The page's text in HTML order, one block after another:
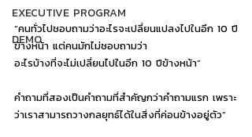
EXECUTIVE PROGRAM
DEMO
“คนทั่วไปชอบถามว่าอะไรจะเปลี่ยนแปลงไปในอีก 10 ปี
ข้างหน้า แต่คนมักไม่ชอบถามว่า
อะไรบ้างที่จะไม่เปลี่ยนไปในอีก 10 ปีข้างหน้า”
คำถามที่สองเป็นคำถามที่สำคัญกว่าคำถามแรก เพราะ
ว่าเราสามารถวางกลยุทธ์ได้ในสิ่งที่ค่อนข้างอยู่ตัว”